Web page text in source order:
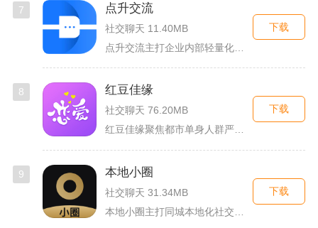
7 点升交流
社交聊天 11.40MB
下载
8 红豆佳缘
社交聊天 76.20MB
红豆佳缘聚焦都市单身人群严肃婚恋需求，搭建线上线下联动的真实...
下载
9 本地小圈
社交聊天 31.34MB
下载